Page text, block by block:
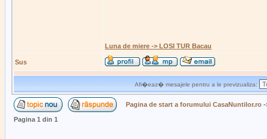
Luna de miere -> LOSI TUR Bacau
Sus
Afi�eaz� mesajele pentru a le previzualiza:
Pagina de start a forumului CasaNuntilor.ro
Pagina 1 din 1